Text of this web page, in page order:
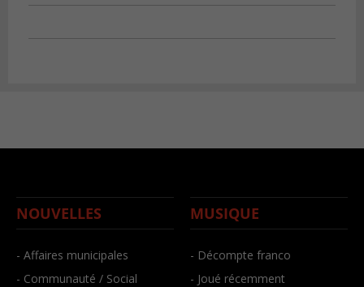
NOUVELLES
- Affaires municipales
- Communauté / Social
MUSIQUE
- Décompte franco
- Joué récemment